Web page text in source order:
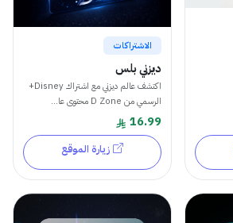
الاشتراكات
ديزني بلس
اكتشف عالم ديزني مع اشتراك Disney+
الرسمي من D Zone محتوى عا...
16.99
زيارة الموقع